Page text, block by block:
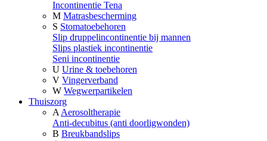
Incontinentie Tena
M Matrasbescherming
S Stomatoebehoren
Slip druppelincontinentie bij mannen
Slips plastiek incontinentie
Seni incontinentie
U Urine & toebehoren
V Vingerverband
W Wegwerpartikelen
Thuiszorg
A Aerosoltherapie
Anti-decubitus (anti doorligwonden)
B Breukbandslips